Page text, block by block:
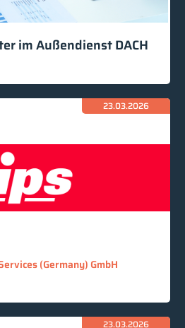
im Außendienst DACH
23.03.2026
(Germany) GmbH
23.03.2026